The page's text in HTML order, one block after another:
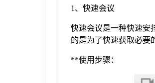
1、快速会议
快速会议是一种快速安
的是为了快速获取必要
**使用步骤：